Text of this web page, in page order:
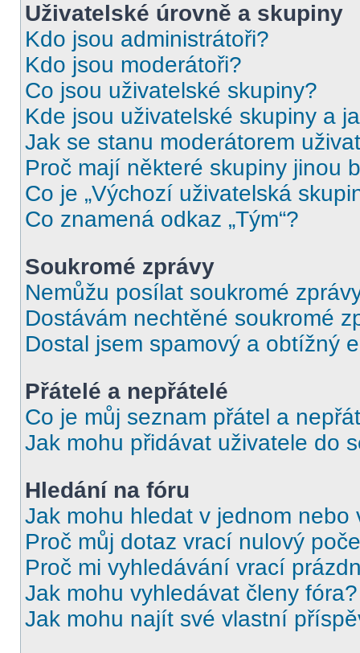
Uživatelské úrovně a skupiny
Kdo jsou administrátoři?
Kdo jsou moderátoři?
Co jsou uživatelské skupiny?
Kde jsou uživatelské skupiny a
Jak se stanu moderátorem
Proč mají některé skupiny jinou
Co je „Výchozí uživatelská
Co znamená odkaz „Tým“?
Soukromé zprávy
Nemůžu posílat soukromé
Dostávám nechtěné soukromé
Dostal jsem spamový a obtížný
Přátelé a nepřátelé
Co je můj seznam přátel a
Jak mohu přidávat uživatele do
Hledání na fóru
Jak mohu hledat v jednom nebo
Proč můj dotaz vrací nulový
Proč mi vyhledávání vrací
Jak mohu vyhledávat členy fóra?
Jak mohu najít své vlastní